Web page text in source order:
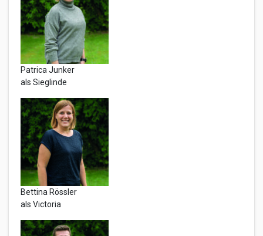
Patrica Junker
als Sieglinde
Bettina Rössler
als Victoria